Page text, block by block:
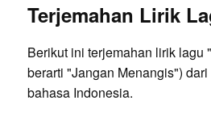
Terjemahan Lirik
Berikut ini terjemahan lirik lagu
berarti "Jangan Menangis")
bahasa Indonesia.